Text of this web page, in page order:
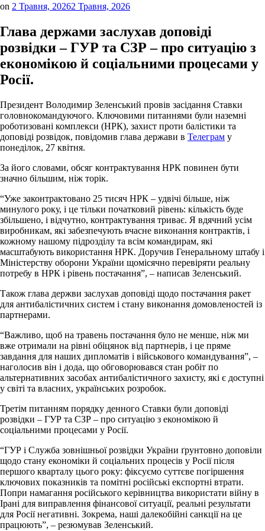
on 2 Травня, 20262 Травня, 2026
Глава держами заслухав доповіді
розвідки – ГУР та СЗР – про ситуацію з
економікою й соціальними процесами у
Росії.
Президент Володимир Зеленський провів засідання Ставки
головнокомандуючого. Ключовими питаннями були наземні
роботизовані комплекси (НРК), захист проти балістики та
доповіді розвідок, повідомив глава держави в Телеграм у
понеділок, 27 квітня.
За його словами, обсяг контрактування НРК повинен бути
значно більшим, ніж торік.
“Уже законтрактовано 25 тисяч НРК – удвічі більше, ніж
минулого року, і це тільки початковий рівень: кількість буде
збільшено, і відчутно, контрактування триває. Я вдячний усім
виробникам, які забезпечують вчасне виконання контрактів, і
кожному нашому підрозділу та всім командирам, які
масштабують використання НРК. Доручив Генеральному штабу і
Міністерству оборони України щомісячно перевіряти реальну
потребу в НРК і рівень постачання”, – написав Зеленський.
Також глава держви заслухав доповіді щодо постачання ракет
для антибалістичних систем і стану виконання домовленостей із
партнерами.
“Важливо, щоб на травень постачання було не менше, ніж ми
вже отримали на рівні обіцянок від партнерів, і це пряме
завдання для наших дипломатів і військового командування”, –
наголосив він і дода, що обговорювався стан робіт по
альтернативних засобах антибалістичного захисту, які є доступні
у світі та власних, українських розробок.
Третім питанням порядку денного Ставки були доповіді
розвідки – ГУР та СЗР – про ситуацію з економікою й
соціальними процесами у Росії.
“ГУР і Служба зовнішньої розвідки України ґрунтовно доповіли
щодо стану економіки й соціальних процесів у Росії після
першого кварталу цього року: фіксуємо суттєве погіршення
ключових показників та помітні російські експортні втрати.
Попри намагання російського керівництва використати війну в
Ірані для виправлення фінансової ситуації, реальні результати
для Росії негативні. Зокрема, наші далекобійні санкції на це
працюють”, – резюмував Зеленський.